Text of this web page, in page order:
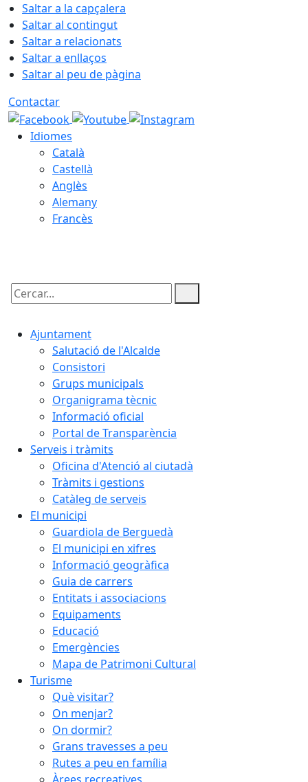
Saltar a la capçalera
Saltar al contingut
Saltar a relacionats
Saltar a enllaços
Saltar al peu de pàgina
Contactar
Idiomes
Català
Castellà
Anglès
Alemany
Francès
Cercar:
Ajuntament
Salutació de l'Alcalde
Consistori
Grups municipals
Organigrama tècnic
Informació oficial
Portal de Transparència
Serveis i tràmits
Oficina d'Atenció al ciutadà
Tràmits i gestions
Catàleg de serveis
El municipi
Guardiola de Berguedà
El municipi en xifres
Informació geogràfica
Guia de carrers
Entitats i associacions
Equipaments
Educació
Emergències
Mapa de Patrimoni Cultural
Turisme
Què visitar?
On menjar?
On dormir?
Grans travesses a peu
Rutes a peu en família